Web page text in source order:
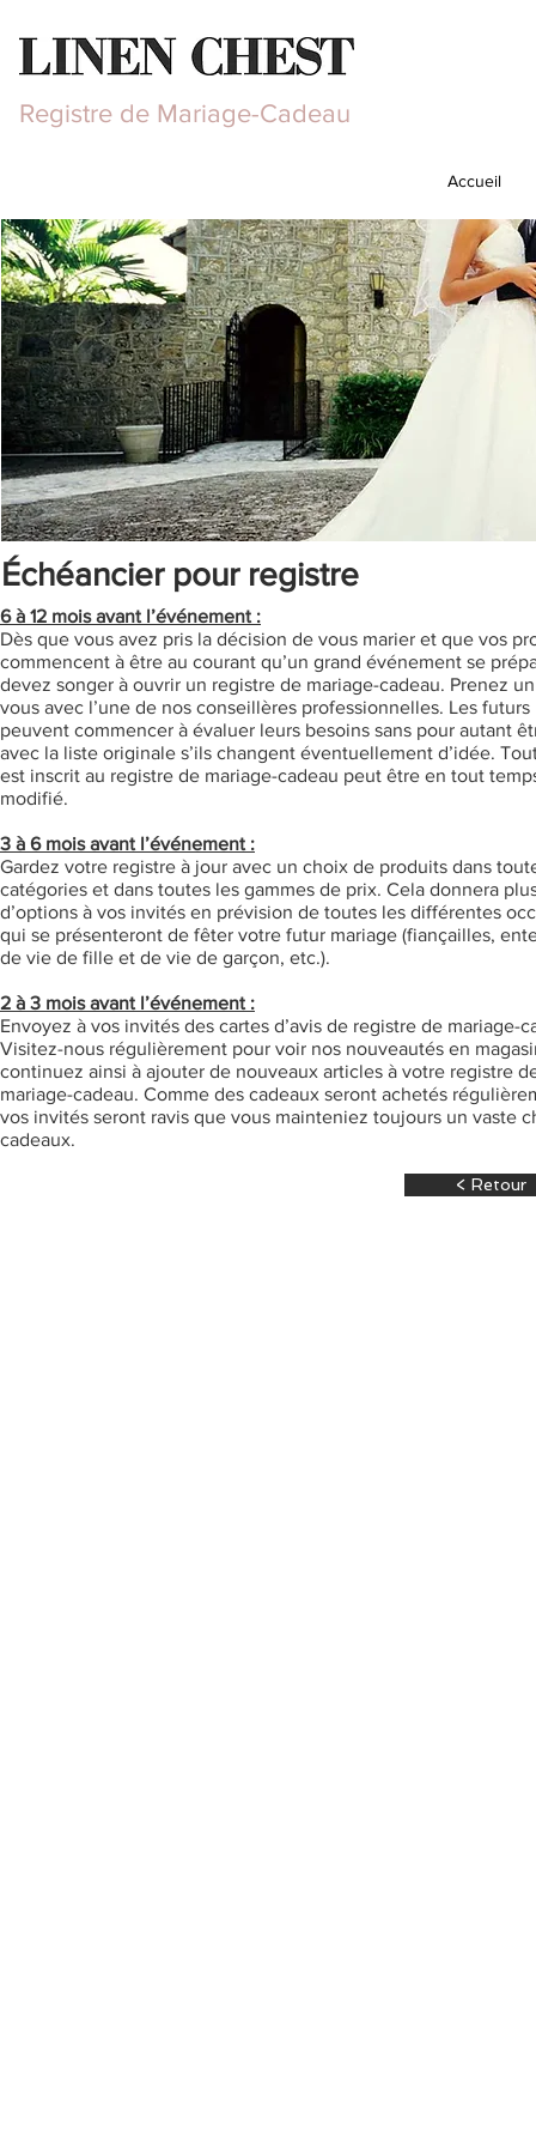
Registre de Mariage-Cadeau
Accueil
Échéancier pour registre
6 à 12 mois avant l’événement :
Dès que vous avez pris la décision de vous marier et que vos
commencent à être au courant qu’un grand événement se
devez songer à ouvrir un registre de mariage-cadeau. Prenez
vous avec l’une de nos conseillères professionnelles. Les futurs
peuvent commencer à évaluer leurs besoins sans pour autant
avec la liste originale s’ils changent éventuellement d’idée.
est inscrit au registre de mariage-cadeau peut être en tout
modifié.
3 à 6 mois avant l’événement :
Gardez votre registre à jour avec un choix de produits dans
catégories et dans toutes les gammes de prix. Cela donnera
d’options à vos invités en prévision de toutes les différentes
qui se présenteront de fêter votre futur mariage (fiançailles,
de vie de fille et de vie de garçon, etc.).
2 à 3 mois avant l’événement :
Envoyez à vos invités des cartes d’avis de registre de mariage-
Visitez-nous régulièrement pour voir nos nouveautés en
continuez ainsi à ajouter de nouveaux articles à votre registre
mariage-cadeau. Comme des cadeaux seront achetés
vos invités seront ravis que vous mainteniez toujours un vaste
cadeaux.
< Retour